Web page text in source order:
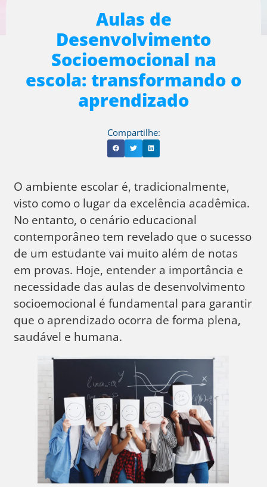
Aulas de
Desenvolvimento
Socioemocional na
escola: transformando o
aprendizado
Compartilhe:
O ambiente escolar é, tradicionalmente,
visto como o lugar da excelência acadêmica.
No entanto, o cenário educacional
contemporâneo tem revelado que o sucesso
de um estudante vai muito além de notas
em provas. Hoje, entender a importância e
necessidade das aulas de desenvolvimento
socioemocional é fundamental para garantir
que o aprendizado ocorra de forma plena,
saudável e humana.